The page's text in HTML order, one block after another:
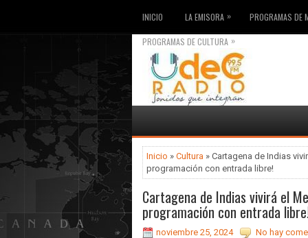
INICIO LA EMISORA » PROGRAMAS DE
PROGRAMAS DE CULTURA »
Inicio » Cultura » Cartagena de Indias
programación con entrada libre!
Cartagena de Indias vivirá el
programación con entrada
noviembre 25, 2024 No hay